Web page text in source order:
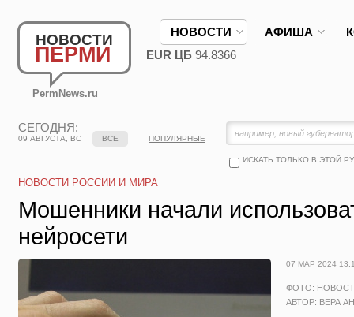
НОВОСТИ
ПЕРМИ
PermNews.ru
НОВОСТИ АФИША
EUR ЦБ 94.8366
СЕГОДНЯ:
09 АВГУСТА, ВС
ИСКАТЬ ТОЛЬКО В ЭТОЙ
ВСЕ ПОПУЛЯРНЫЕ
НОВОСТИ РОССИИ И МИРА
Мошенники начали
нейросети
07 МАР 2024
ФОТО:
АВТОР: ВЕРА